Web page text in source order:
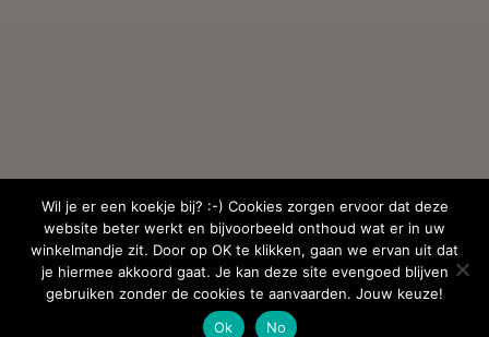
Wil je er een koekje bij? :-) Cookies zorgen ervoor dat deze
website beter werkt en bijvoorbeeld onthoud wat er in uw
winkelmandje zit. Door op OK te klikken, gaan we ervan uit dat
je hiermee akkoord gaat. Je kan deze site evengoed blijven
gebruiken zonder de cookies te aanvaarden. Jouw keuze!
Ok
No